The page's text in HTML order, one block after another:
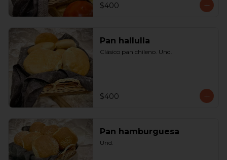
$400
Pan hallulla
Clásico pan chileno. Und.
$400
Pan hamburguesa
Und.